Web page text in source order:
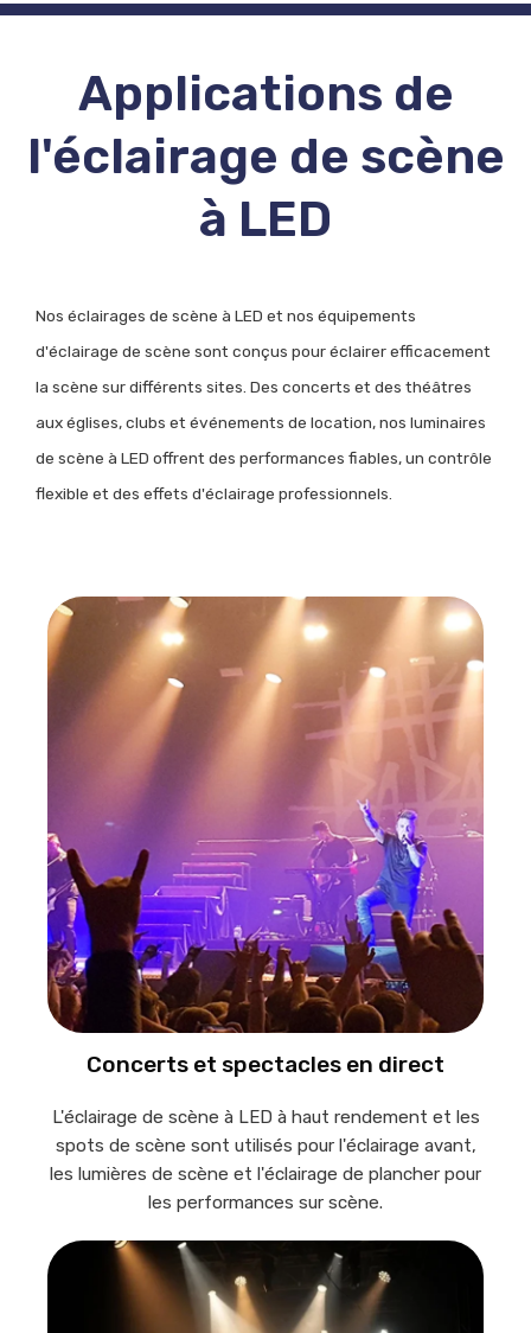
Applications de
l'éclairage de scène
à LED
Nos éclairages de scène à LED et nos équipements
d'éclairage de scène sont conçus pour éclairer efficacement
la scène sur différents sites. Des concerts et des théâtres
aux églises, clubs et événements de location, nos luminaires
de scène à LED offrent des performances fiables, un contrôle
flexible et des effets d'éclairage professionnels.
Concerts et spectacles en direct
L'éclairage de scène à LED à haut rendement et les
spots de scène sont utilisés pour l'éclairage avant,
les lumières de scène et l'éclairage de plancher pour
les performances sur scène.